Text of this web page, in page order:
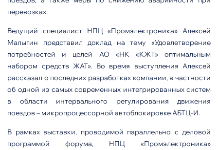
перевозках.
Ведущий специалист НПЦ «Промэлектроника» Алексей
Малыгин представил доклад на тему «Удовлетворение
потребностей и целей АО «НК «КЖТ» оптимальным
набором средств ЖАТ». Во время выступления Алексей
рассказал о последних разработках компании, в частности
об одной из самых современных интегрированных систем
в области интервального регулирования движения
поездов – микропроцессорной автоблокировке АБТЦ-И.
В рамках выставки, проводимой параллельно с деловой
программой форума, НПЦ «Промэлектроника»